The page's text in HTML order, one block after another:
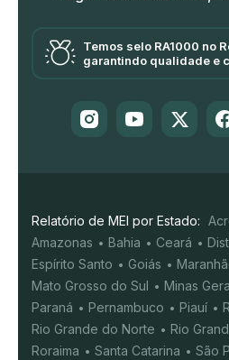
Temos selo RA1000 no
garantindo qualidade e
Relatório de MEI por Estado:
Amazonas
Bahia Ceará
Espírito Santo
Goiás
Mato Grosso do Sul
Minas
Paraná
Pernambuco Piauí
Rio Grande do Norte
Rio
Roraima
Santa Catarina São